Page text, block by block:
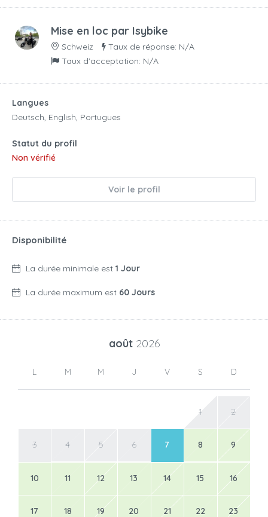
Mise en loc par Isybike
Schweiz
Taux de réponse: N/A
Taux d'acceptation: N/A
Langues
Deutsch, English, Portugues
Statut du profil
Non vérifié
Voir le profil
Disponibilité
La durée minimale est 1 Jour
La durée maximum est 60 Jours
août 2026
L M M J V S D
1 2
3 4 5 6 7 8 9
10 11 12 13 14 15 16
17 18 19 20 21 22 23